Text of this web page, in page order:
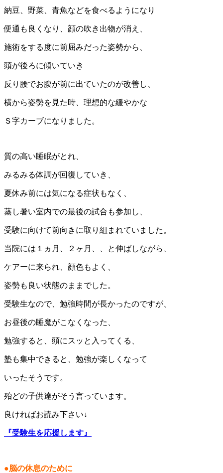
納豆、野菜、青魚などを食べるようになり
便通も良くなり、顔の吹き出物が消え、
施術をする度に前屈みだった姿勢から、
頭が後ろに傾いていき
反り腰でお腹が前に出ていたのが改善し、
横から姿勢を見た時、理想的な緩やかな
Ｓ字カーブになりました。
質の高い睡眠がとれ、
みるみる体調が回復していき、
夏休み前には気になる症状もなく、
蒸し暑い室内での最後の試合も参加し、
受験に向けて前向きに取り組まれていました。
当院には１ヵ月、２ヶ月、、と伸ばしながら、
ケアーに来られ、顔色もよく、
姿勢も良い状態のままでした。
受験生なので、勉強時間が長かったのですが、
お昼後の睡魔がこなくなった、
勉強すると、頭にスッと入ってくる、
塾も集中できると、勉強が楽しくなって
いったそうです。
殆どの子供達がそう言っています。
良ければお読み下さい↓
『受験生を応援します』
●脳の休息のために